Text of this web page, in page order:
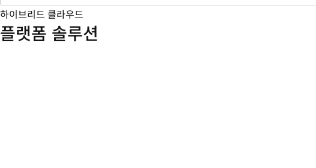
하이브리드 클라우드
플랫폼 솔루션